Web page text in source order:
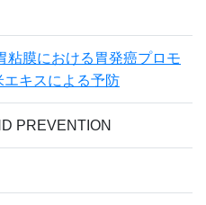
粘膜における胃発癌プロモ
キスによる予防
PREVENTION